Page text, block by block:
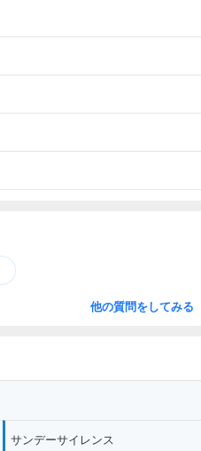
他の質問をしてみる
サンデーサイレンス